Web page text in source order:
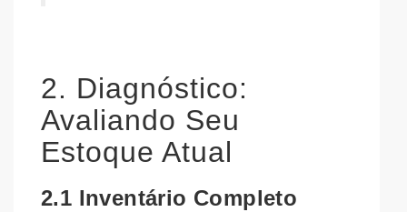
2. Diagnóstico:
Avaliando Seu
Estoque Atual
2.1 Inventário Completo